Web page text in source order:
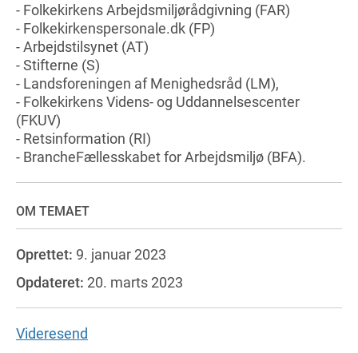
- Folkekirkens Arbejdsmiljørådgivning (FAR)
- Folkekirkenspersonale.dk (FP)
- Arbejdstilsynet (AT)
- Stifterne (S)
- Landsforeningen af Menighedsråd (LM),
- Folkekirkens Videns- og Uddannelsescenter
(FKUV)
- Retsinformation (RI)
- BrancheFællesskabet for Arbejdsmiljø (BFA).
OM TEMAET
Oprettet: 9. januar 2023
Opdateret: 20. marts 2023
Videresend